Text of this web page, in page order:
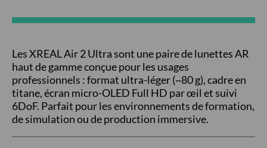
Les XREAL Air 2 Ultra sont une paire de lunettes AR
haut de gamme conçue pour les usages
professionnels : format ultra-léger (~80 g), cadre en
titane, écran micro-OLED Full HD par œil et suivi
6DoF. Parfait pour les environnements de formation,
de simulation ou de production immersive.